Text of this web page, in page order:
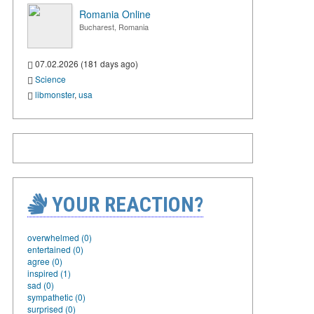
Romania Online
Bucharest, Romania
07.02.2026 (181 days ago)
Science
libmonster, usa
YOUR REACTION?
overwhelmed (0)
entertained (0)
agree (0)
inspired (1)
sad (0)
sympathetic (0)
surprised (0)